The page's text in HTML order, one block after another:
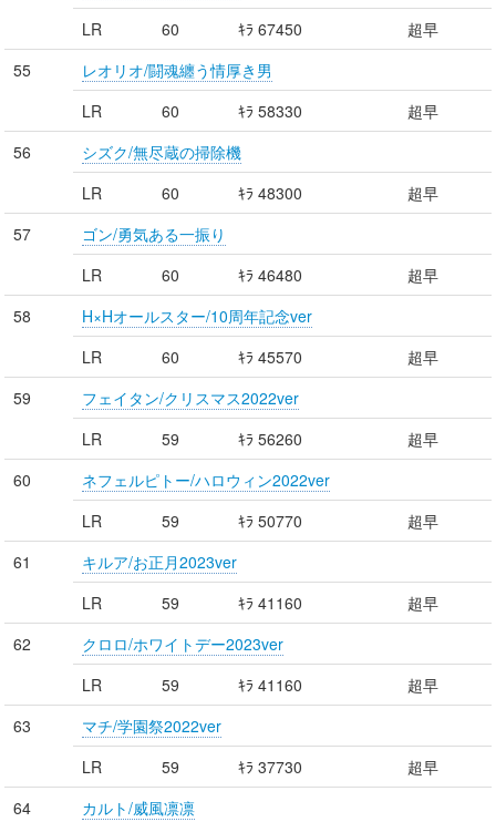
LR
60 ｷﾗ 67450
超早
55
レオリオ/闘魂纏う情厚き男
LR
60 ｷﾗ 58330
超早
56
シズク/無尽蔵の掃除機
LR
60 ｷﾗ 48300
超早
57
ゴン/勇気ある一振り
LR
60 ｷﾗ 46480
超早
58
H×Hオールスター/10周年記念ver
LR
60 ｷﾗ 45570
超早
59
フェイタン/クリスマス2022ver
LR
59 ｷﾗ 56260
超早
60
ネフェルピトー/ハロウィン2022ver
LR
59 ｷﾗ 50770
超早
61
キルア/お正月2023ver
LR
59 ｷﾗ 41160
超早
62
クロロ/ホワイトデー2023ver
LR
59 ｷﾗ 41160
超早
63
マチ/学園祭2022ver
LR
59 ｷﾗ 37730
超早
64
カルト/威風凛凛